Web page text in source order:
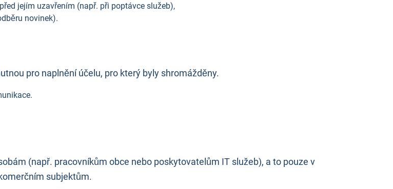
jejím uzavřením (např. při poptávce služeb),
novinek).
pro naplnění účelu, pro který byly shromážděny.
(např. pracovníkům obce nebo poskytovatelům IT služeb), a to pouze v
subjektům.